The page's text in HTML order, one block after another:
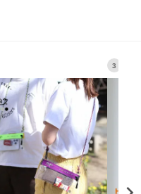
3